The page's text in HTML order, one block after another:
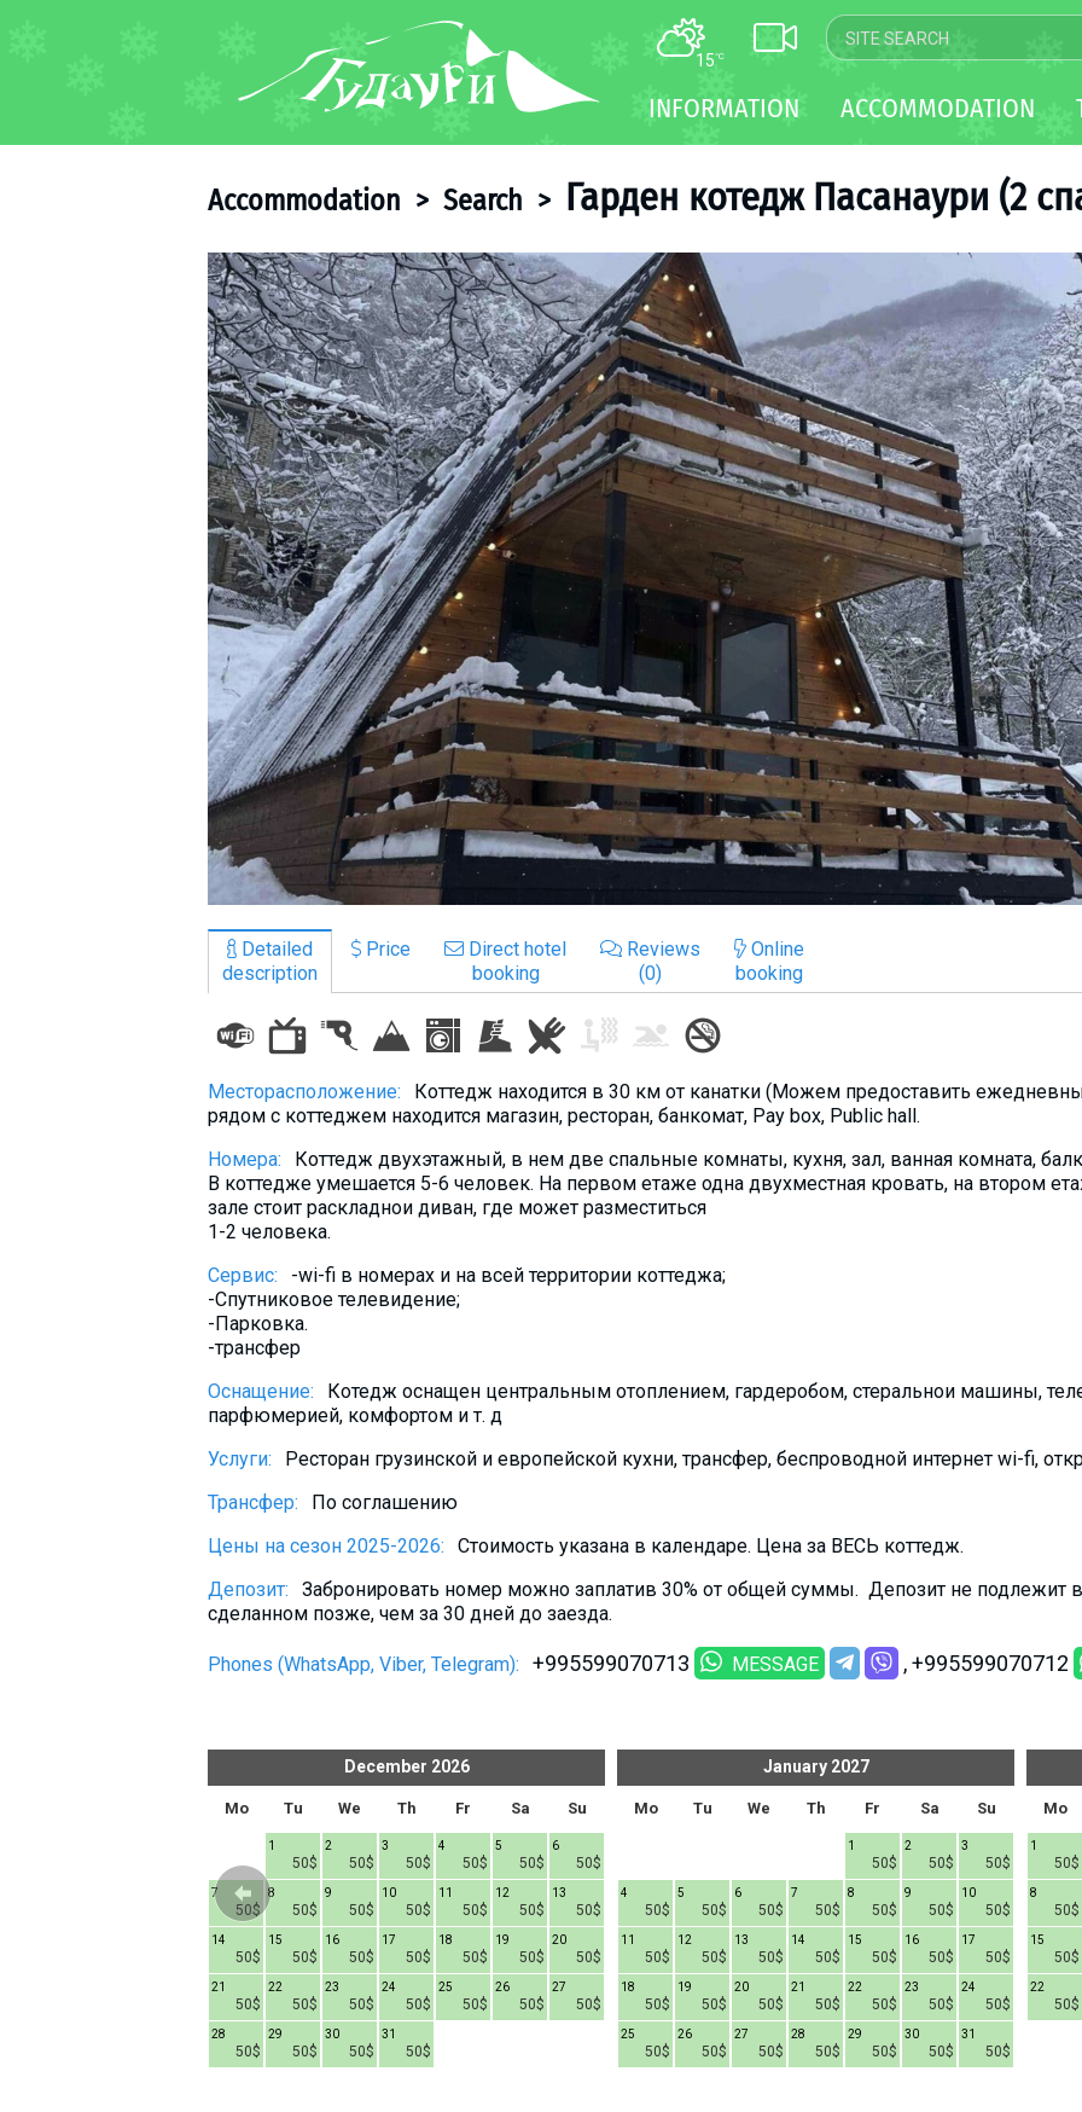
15°C
INFORMATION ACCOMMODATION
Accommodation > Search > Гарден котедж Пасанаури (2
Detailed
description
Price
Direct hotel
booking
Reviews
(0)
Online
booking
Месторасположение:
Коттедж находится в 30 км от канатки (Можем предоставить
рядом с коттеджем находится магазин, ресторан, банкомат, Pay box, Public hall.
Номера:
Коттедж двухэтажный, в нем две спальные комнаты, кухня, зал, ванная комната,
В коттедже умешается 5-6 человек. На первом етаже одна двухместная кровать, на втором
зале стоит раскладнои диван, где может разместиться
1-2 человека.
Сервис:
-wi-fi в номерах и на всей территории коттеджа;
-Спутниковое телевидение;
-Парковка.
-трансфер
Оснащение:
Котедж оснащен центральным отоплением, гардеробом, стеральнои машины,
парфюмерией, комфортом и т. д
Услуги:
Ресторан грузинской и европейской кухни, трансфер, беспроводной интернет wi-fi,
Трансфер:
По соглашению
Цены на сезон 2025-2026:
Стоимость указана в календаре. Цена за ВЕСЬ коттедж.
Депозит:
Забронировать номер можно заплатив 30% от общей суммы. Депозит не подлежит
сделанном позже, чем за 30 дней до заезда.
Phones (WhatsApp, Viber, Telegram): +995599070713 MESSAGE +995599070712
December 2026
Mo Tu We Th Fr Sa Su
50$
1
50$
2
50$
3
50$
4
50$
5
50$
6
50$
7
50$
8
50$
9
50$
10
50$
11
50$
12
50$
13
50$
14
50$
15
50$
16
50$
17
50$
18
50$
19
50$
20
50$
21
50$
22
50$
23
50$
24
50$
25
50$
26
50$
27
50$
28
50$
29
50$
30
50$
31
January 2027
Mo Tu We Th Fr Sa Su
50$
1
50$
2
50$
3
50$
4
50$
5
50$
6
50$
7
50$
8
50$
9
50$
10
50$
11
50$
12
50$
13
50$
14
50$
15
50$
16
50$
17
50$
18
50$
19
50$
20
50$
21
50$
22
50$
23
50$
24
50$
25
50$
26
50$
27
50$
28
50$
29
50$
30
50$
31
Mo
50$
1
50$
8
50$
15
50$
22
Kids in Gudauri
Events schedule
Join telegram
Gudauri
INFO
Long term rent
About Georgia
What to drink?
Mobile phones